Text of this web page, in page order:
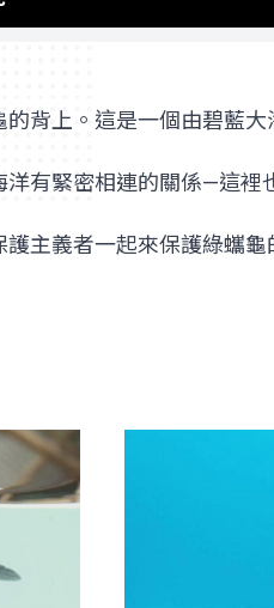
背上。這是一個由碧藍
有緊密相連的關係—這裡
主義者一起來保護綠蠵龜